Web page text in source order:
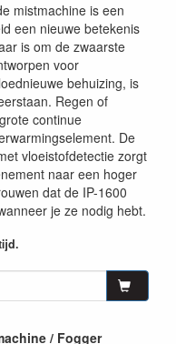
mistmachine is een
een nieuwe betekenis
is om de zwaarste
voor
behuizing, is
Regen of
continue
De
vloeistofdetectie zorgt
naar een hoger
dat de IP-1600
je ze nodig hebt.
/ Fogger